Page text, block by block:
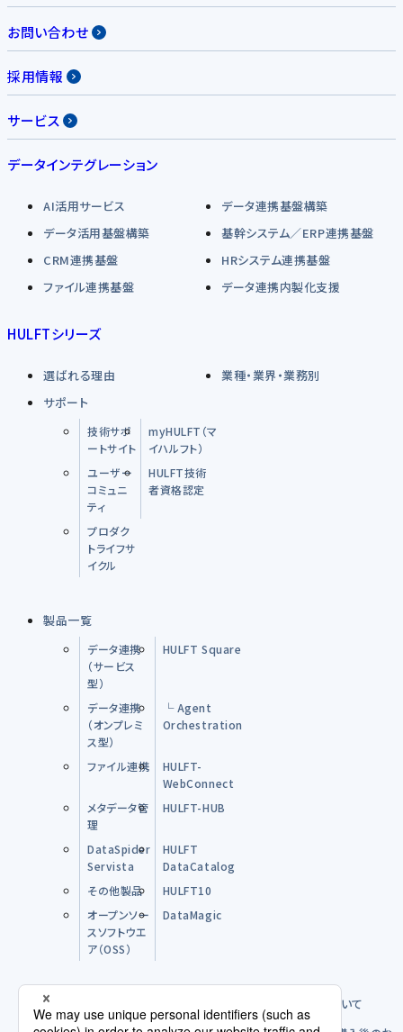
お問い合わせ
採用情報
サービス
データインテグレーション
AI活用サービス
データ連携基盤構築
データ活用基盤構築
基幹システム／ERP連携基盤
CRM連携基盤
HRシステム連携基盤
ファイル連携基盤
データ連携内製化支援
HULFTシリーズ
選ばれる理由
業種・業界・業務別
サポート
技術サポ
ートサイト
myHULFT（マ
イハルフト）
ユーザー
コミュニ
ティ
HULFT技術
者資格認定
プロダク
トライフサ
イクル
製品一覧
データ連携
（サービス
型）
HULFT Square
データ連携
（オンプレミ
ス型）
└ Agent
Orchestration
ファイル連携
HULFT-
WebConnect
メタデータ管
理
HULFT-HUB
DataSpider
Servista
HULFT
DataCatalog
その他製品
HULFT10
オープンソー
スソフトウエ
ア（OSS）
DataMagic
購入前のFAQ 製品のご購入方法について